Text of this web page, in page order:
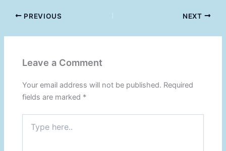
PREVIOUS NEXT
Leave a Comment
Your email address will not be published. Required
fields are marked *
here..